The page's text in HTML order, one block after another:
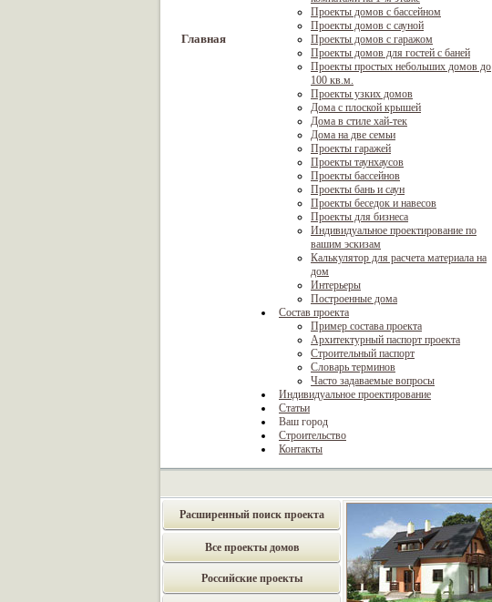
Главная
Проекты домов с бассейном
Проекты домов с сауной
Проекты домов с гаражом
Проекты домов для гостей с баней
Проекты простых небольших домов до
100 кв.м.
Проекты узких домов
Дома с плоской крышей
Дома в стиле хай-тек
Дома на две семьи
Проекты гаражей
Проекты таунхаусов
Проекты бассейнов
Проекты бань и саун
Проекты беседок и навесов
Проекты для бизнеса
Индивидуальное проектирование по
вашим эскизам
Калькулятор для расчета материала на
дом
Интерьеры
Построенные дома
Состав проекта
Пример состава проекта
Архитектурный паспорт проекта
Строительный паспорт
Словарь терминов
Часто задаваемые вопросы
Индивидуальное проектирование
Статьи
Ваш город
Строительство
Контакты
Расширенный поиск проекта
Все проекты домов
Российские проекты